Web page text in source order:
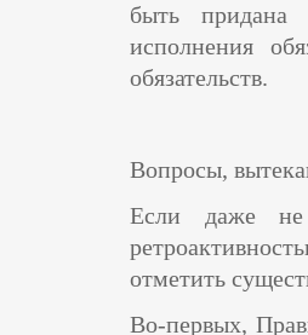
быть придана
исполнения
обязательств.
Вопросы,
Если даже не
отметить
Во-первых,